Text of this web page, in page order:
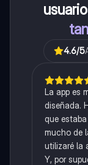
4.6/5
La app es
diseñada.
que
mucho de
utilizaré la
Y, por